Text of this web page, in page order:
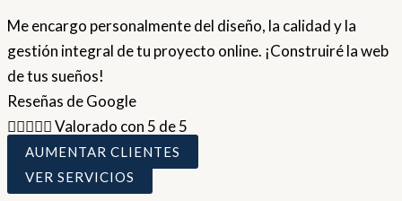
Me encargo personalmente del diseño, la calidad y la
gestión integral de tu proyecto online. ¡Construiré la web
de tus sueños!
Reseñas de Google
Valorado con 5 de 5
AUMENTAR CLIENTES
VER SERVICIOS